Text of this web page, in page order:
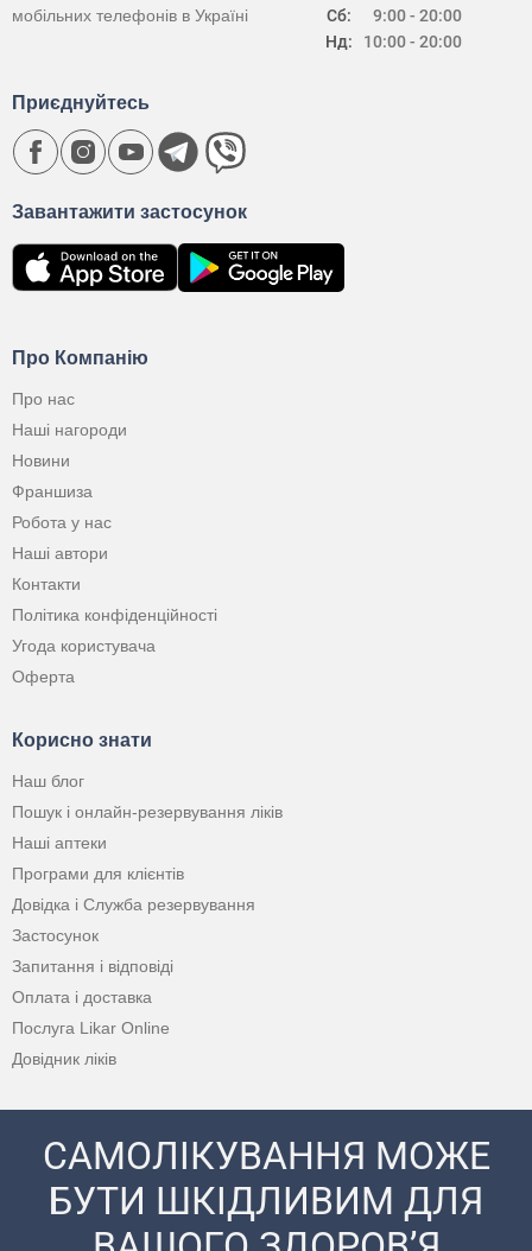
Сб:
Нд:
9:00 - 20:00
10:00 - 20:00
мобільних телефонів в Україні
Про Компанію
Про нас
Наші нагороди
Новини
Франшиза
Робота у нас
Наші автори
Контакти
Політика конфіденційності
Угода користувача
Оферта
Корисно знати
Наш блог
Пошук і онлайн-резервування ліків
Наші аптеки
Програми для клієнтів
Довідка і Служба резервування
Застосунок
Запитання і відповіді
Оплата і доставка
Послуга Likar Online
Довідник ліків
Завантажити застосунок
Приєднуйтесь
САМОЛІКУВАННЯ МОЖЕ
БУТИ ШКІДЛИВИМ ДЛЯ